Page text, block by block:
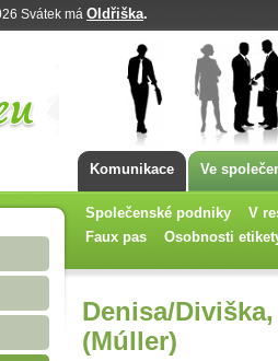
Svátek má Oldřiška.
Komunikace Ve
Společenské podniky
V
Faux pas
Osobnosti
Denisa/
(Múller)